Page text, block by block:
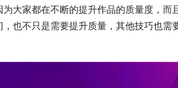
大家都在不断的提升作品的质量度，而
也不只是需要提升质量，其他技巧也需